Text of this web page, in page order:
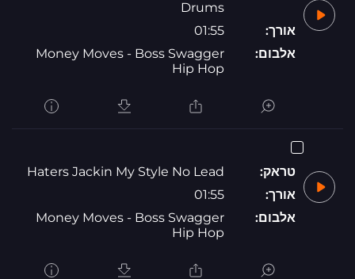
Drums
אורך:
01:55
אלבום:
Money Moves - Boss Swagger
Hip Hop
טראק:
Haters Jackin My Style No Lead
אורך:
01:55
אלבום:
Money Moves - Boss Swagger
Hip Hop